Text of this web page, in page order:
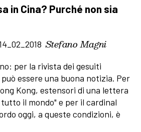
in Cina? Purché non sia
Stefano Magni
per la rivista dei gesuiti
può essere una buona notizia. Per
Kong, estensori di una lettera
il mondo" e per il cardinal
oggi, a queste condizioni, è